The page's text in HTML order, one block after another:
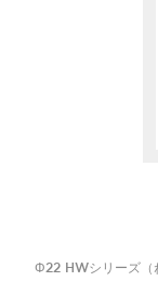
Φ22 HWシリーズ（